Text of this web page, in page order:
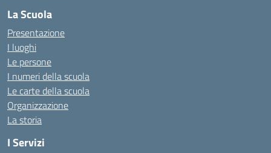
La Scuola
Presentazione
I luoghi
Le persone
I numeri della scuola
Le carte della scuola
Organizzazione
La storia
I Servizi